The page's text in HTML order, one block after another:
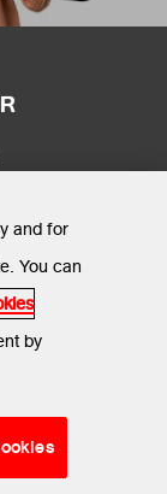
SEND
and for
You can
by